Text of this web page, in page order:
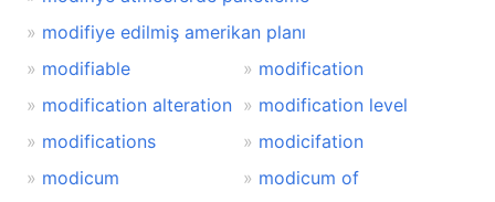
modifiye edilmiş amerikan planı
modifiable
modification
modification alteration
modification level
modifications
modicifation
modicum
modicum of